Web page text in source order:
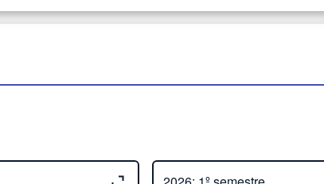
Close or Open tab vvja-pane-